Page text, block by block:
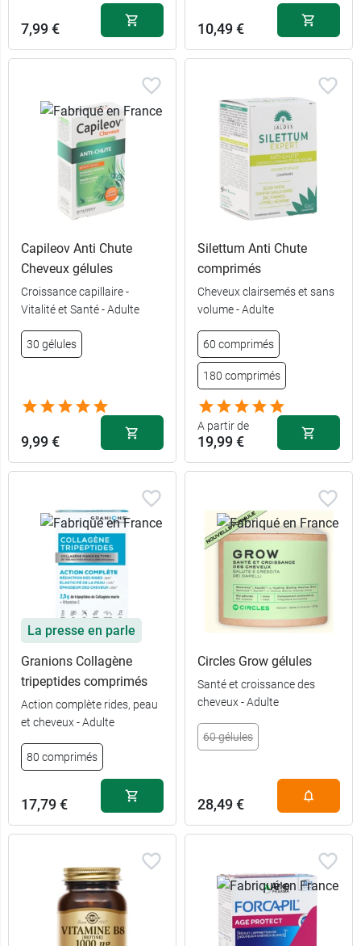
12,99 €
7,99 € 10,49 €
Capileov Anti Chute
Cheveux gélules
Croissance capillaire -
Vitalité et Santé - Adulte
30 gélules
9,99 €
Silettum Anti Chute
comprimés
Cheveux clairsemés et sans
volume - Adulte
60 comprimés
180 comprimés
A partir de
19,99 €
60
comprimés
La presse en parle
Granions Collagène
tripeptides comprimés
Action complète rides, peau
et cheveux - Adulte
80 comprimés
17,79 €
Circles Grow gélules
Santé et croissance des
cheveux - Adulte
60 gélules
28,49 €